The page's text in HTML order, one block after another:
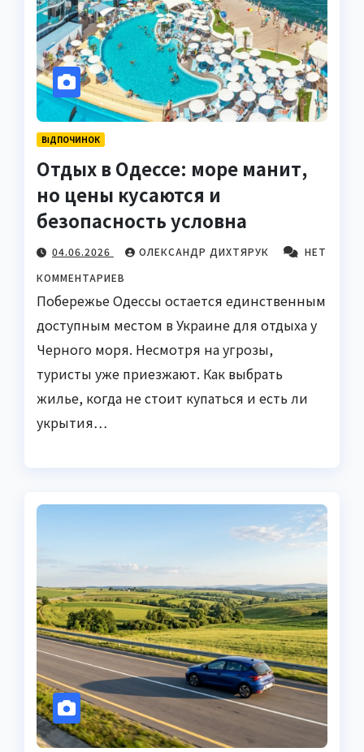
ВІДПОЧИНОК
Отдых в Одессе: море манит,
но цены кусаются и
безопасность условна
04.06.2026 ОЛЕКСАНДР ДИХТЯРУК
НЕТ
КОММЕНТАРИЕВ
Побережье Одессы остается единственным
доступным местом в Украине для отдыха у
Черного моря. Несмотря на угрозы,
туристы уже приезжают. Как выбрать
жилье, когда не стоит купаться и есть ли
укрытия…